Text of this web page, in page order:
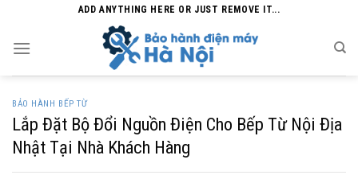
content
ADD ANYTHING HERE OR JUST REMOVE IT...
BẢO HÀNH BẾP TỪ
Lắp Đặt Bộ Đổi Nguồn Điện Cho Bếp Từ Nội Địa
Nhật Tại Nhà Khách Hàng